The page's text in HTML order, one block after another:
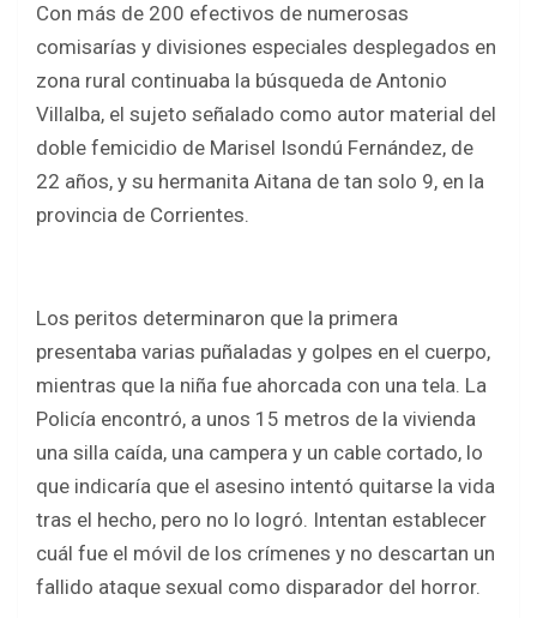
ce
b
o
o
k
tt
er
at
s
A
p
p
ar
e
Con más de 200 efectivos de numerosas
comisarías y divisiones especiales desplegados en
zona rural continuaba la búsqueda de Antonio
Villalba, el sujeto señalado como autor material del
doble femicidio de Marisel Isondú Fernández, de
22 años, y su hermanita Aitana de tan solo 9, en la
provincia de Corrientes.
Los peritos determinaron que la primera
presentaba varias puñaladas y golpes en el cuerpo,
mientras que la niña fue ahorcada con una tela. La
Policía encontró, a unos 15 metros de la vivienda
una silla caída, una campera y un cable cortado, lo
que indicaría que el asesino intentó quitarse la vida
tras el hecho, pero no lo logró. Intentan establecer
cuál fue el móvil de los crímenes y no descartan un
fallido ataque sexual como disparador del horror.